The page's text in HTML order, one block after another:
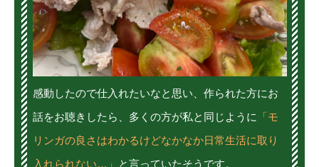
感動したので仕入れたいなと思い、作られた方にお
話をお聴きしたら、多くの方が私と同じように 「モ
リンガの良さはわかるけどなかなか日常生活に取り
入れられない…」
と言っていたそうです。